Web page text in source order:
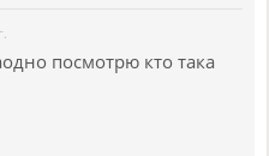
посмотрю кто така